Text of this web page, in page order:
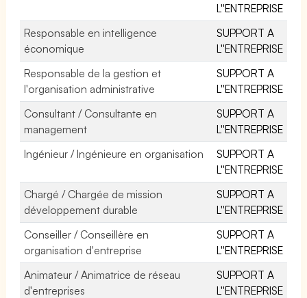
L''ENTREPRISE
Responsable en intelligence
économique
SUPPORT A
L''ENTREPRISE
Responsable de la gestion et
l'organisation administrative
SUPPORT A
L''ENTREPRISE
Consultant / Consultante en
management
SUPPORT A
L''ENTREPRISE
Ingénieur / Ingénieure en organisation
SUPPORT A
L''ENTREPRISE
Chargé / Chargée de mission
développement durable
SUPPORT A
L''ENTREPRISE
Conseiller / Conseillère en
organisation d'entreprise
SUPPORT A
L''ENTREPRISE
Animateur / Animatrice de réseau
d'entreprises
SUPPORT A
L''ENTREPRISE